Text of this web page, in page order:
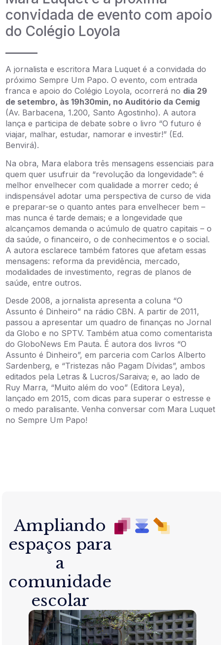
convidada de evento com apoio
do Colégio Loyola
A jornalista e escritora Mara Luquet é a convidada do
próximo Sempre Um Papo. O evento, com entrada
franca e apoio do Colégio Loyola, ocorrerá no dia 29
de setembro, às 19h30min, no Auditório da Cemig
(Av. Barbacena, 1.200, Santo Agostinho). A autora
lança e participa de debate sobre o livro “O futuro é
viajar, malhar, estudar, namorar e investir!” (Ed.
Benvirá).
Na obra, Mara elabora três mensagens essenciais para
quem quer usufruir da “revolução da longevidade”: é
melhor envelhecer com qualidade a morrer cedo; é
indispensável adotar uma perspectiva de curso de vida
e preparar-se o quanto antes para envelhecer bem –
mas nunca é tarde demais; e a longevidade que
alcançamos demanda o acúmulo de quatro capitais – o
da saúde, o financeiro, o de conhecimentos e o social.
A autora esclarece também fatores que afetam essas
mensagens: reforma da previdência, mercado,
modalidades de investimento, regras de planos de
saúde, entre outros.
Desde 2008, a jornalista apresenta a coluna “O
Assunto é Dinheiro” na rádio CBN. A partir de 2011,
passou a apresentar um quadro de finanças no Jornal
da Globo e no SPTV. Também atua como comentarista
do GloboNews Em Pauta. É autora dos livros “O
Assunto é Dinheiro”, em parceria com Carlos Alberto
Sardenberg, e “Tristezas não Pagam Dívidas”, ambos
editados pela Letras & Lucros/Saraiva; e, ao lado de
Ruy Marra, “Muito além do voo” (Editora Leya),
lançado em 2015, com dicas para superar o estresse e
o medo paralisante. Venha conversar com Mara Luquet
no Sempre Um Papo!
Ampliando
espaços para
a
comunidade
escolar